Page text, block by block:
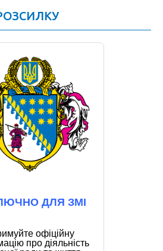
ДЛЯ ЗМІ
офіційну
про діяльність